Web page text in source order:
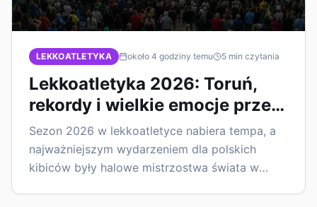
LEKKOATLETYKA około 4 godziny temu 5min czytania
Lekkoatletyka 2026: Toruń,
rekordy i wielkie emocje przed
ME
Sezon 2026 w lekkoatletyce nabiera tempa, a
najważniejszym wydarzeniem dla polskich
kibiców były halowe mistrzostwa świata w